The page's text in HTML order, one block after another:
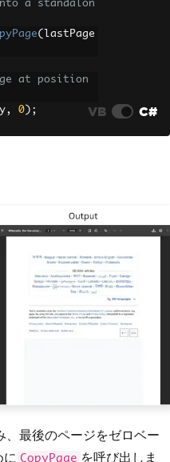
a standalon
( lastPage
at position
, 0 );
);
VB C#
最後のページをゼロベー
に CopyPage を呼び出しま